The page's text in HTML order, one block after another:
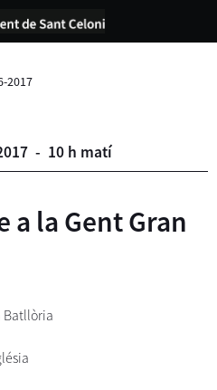
2017
- 10 h matí
a la Gent Gran
Batllòria